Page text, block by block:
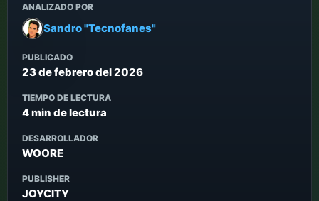
ANALIZADO POR
Sandro "Tecnofanes"
PUBLICADO
23 de febrero del 2026
TIEMPO DE LECTURA
4 min de lectura
DESARROLLADOR
WOORE
PUBLISHER
JOYCITY